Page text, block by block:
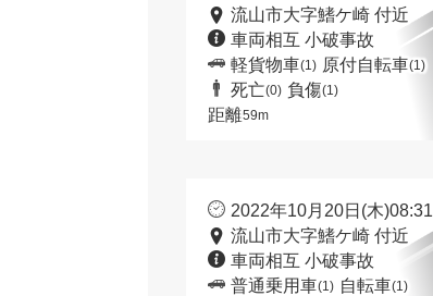
流山市大字鰭ケ崎 付近
車両相互 小破事故
軽貨物車(1) 原付自転車(1)
死亡(0) 負傷(1)
距離59m
2022年10月20日(木)08:31
流山市大字鰭ケ崎 付近
車両相互 小破事故
普通乗用車(1) 自転車(1)